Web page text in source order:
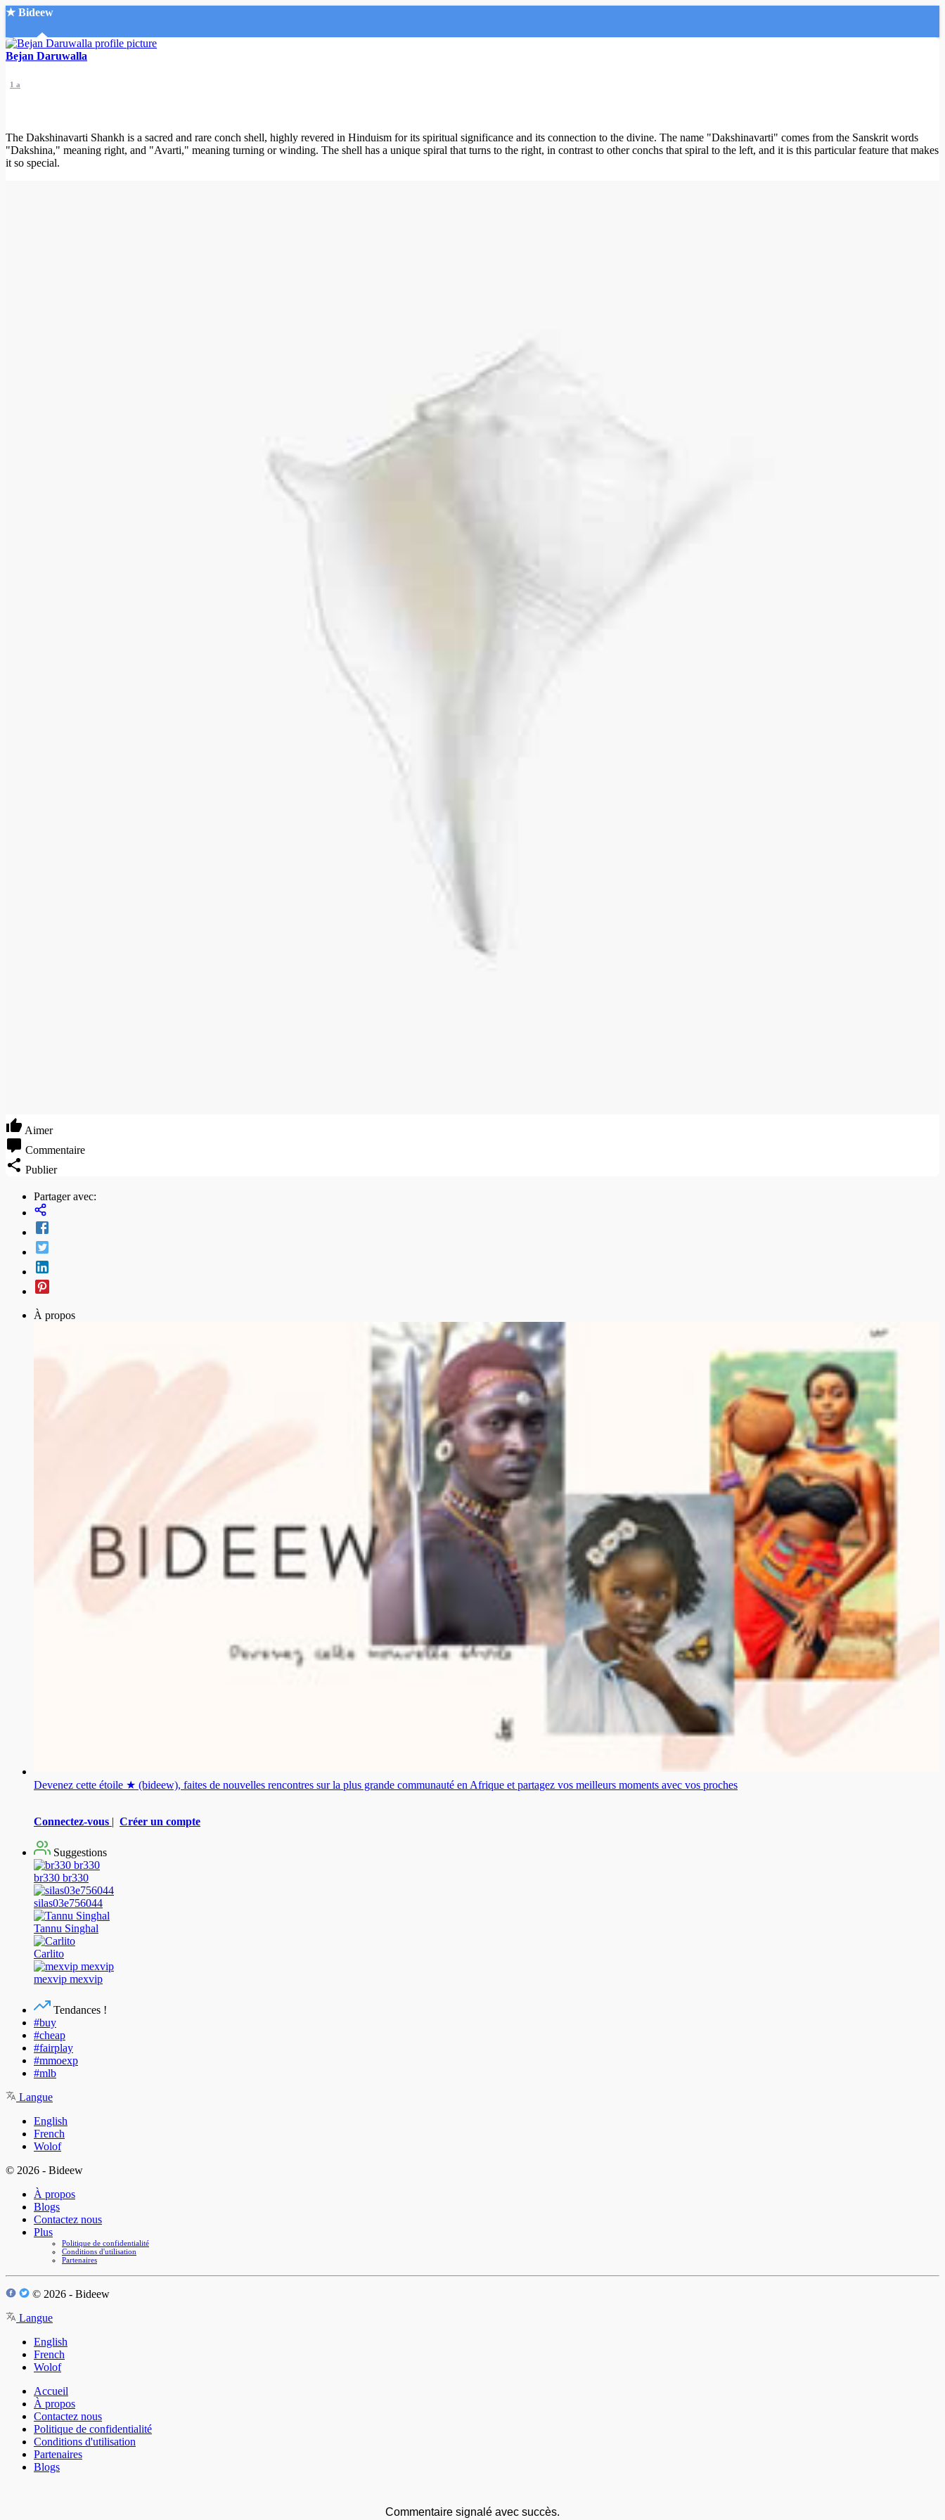
★ Bideew
Accueil
Recherche Avancée
Bejan Daruwalla
1 a
The Dakshinavarti Shankh is a sacred and rare conch shell, highly revered in Hinduism for its spiritual significance and its connection to the divine. The name "Dakshinavarti" comes from the Sanskrit words
"Dakshina," meaning right, and "Avarti," meaning turning or winding. The shell has a unique spiral that turns to the right, in contrast to other conchs that spiral to the left, and it is this particular feature that makes
it so special.
Aimer
Commentaire
Publier
Partager avec:
À propos
Devenez cette étoile ★ (bideew), faites de nouvelles rencontres sur la plus grande communauté en Afrique et partagez vos meilleurs moments avec vos proches
Connectez-vous | Créer un compte
Suggestions
br330 br330
silas03e756044
Tannu Singhal
Carlito
mexvip mexvip
Tendances !
#buy
#cheap
#fairplay
#mmoexp
#mlb
Langue
English
French
Wolof
© 2026 - Bideew
À propos
Blogs
Contactez nous
Plus
Politique de confidentialité
Conditions d'utilisation
Partenaires
© 2026 - Bideew
Langue
English
French
Wolof
Accueil
À propos
Contactez nous
Politique de confidentialité
Conditions d'utilisation
Partenaires
Blogs
Commentaire signalé avec succès.